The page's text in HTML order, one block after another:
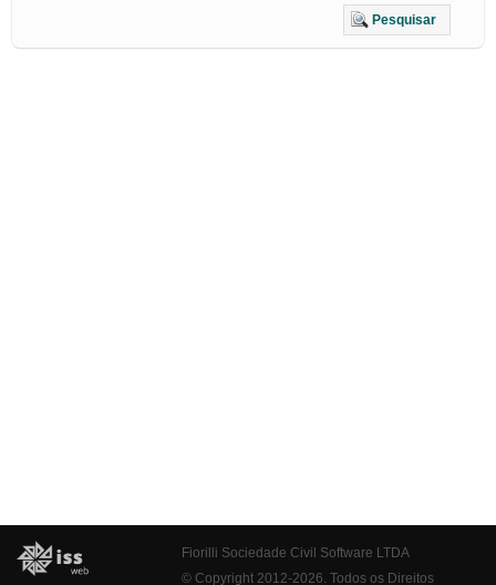
Pesquisar
Fiorilli Sociedade Civil Software LTDA
© Copyright 2012-2026. Todos os Direitos